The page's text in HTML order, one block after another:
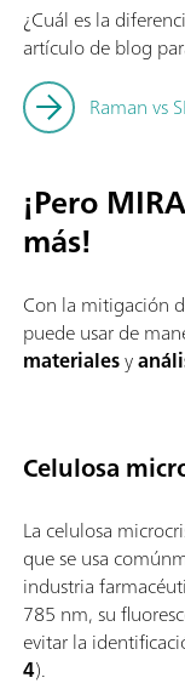
¿Cuál es la
artículo de blog
Raman vs
¡Pero
más!
Con la mitigación
puede usar de
materialesy
Celulosa
La celulosa
que se usa
industria
785 nm, su
evitar la
4).